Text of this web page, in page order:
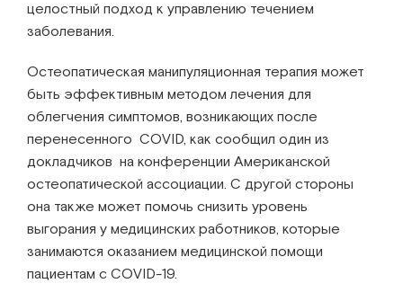
целостный подход к управлению течением
заболевания.
Остеопатическая манипуляционная терапия может
быть эффективным методом лечения для
облегчения симптомов, возникающих после
перенесенного COVID, как сообщил один из
докладчиков на конференции Американской
остеопатической ассоциации. С другой стороны
она также может помочь снизить уровень
выгорания у медицинских работников, которые
занимаются оказанием медицинской помощи
пациентам с COVID-19.